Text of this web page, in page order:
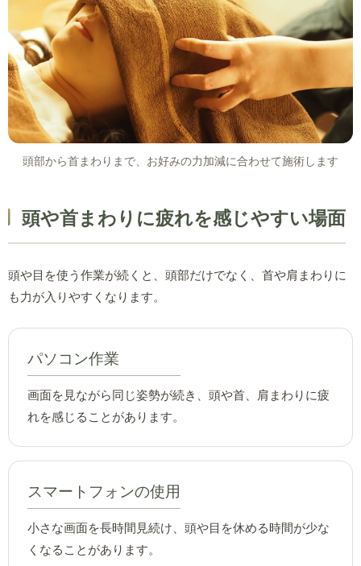
頭部から首まわりまで、お好みの力加減に合わせて施術します
頭や首まわりに疲れを感じやすい場面
頭や目を使う作業が続くと、頭部だけでなく、首や肩まわりに
も力が入りやすくなります。
パソコン作業
画面を見ながら同じ姿勢が続き、頭や首、肩まわりに疲
れを感じることがあります。
スマートフォンの使用
小さな画面を長時間見続け、頭や目を休める時間が少な
くなることがあります。